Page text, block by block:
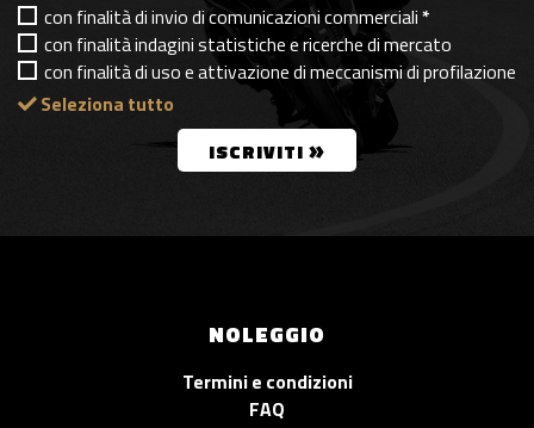
con finalità di invio di comunicazioni commerciali*
con finalità indagini statistiche e ricerche di mercato
con finalità di uso e attivazione di meccanismi di profilazione
Seleziona tutto
ISCRIVITI »
NOLEGGIO
Termini e condizioni
FAQ